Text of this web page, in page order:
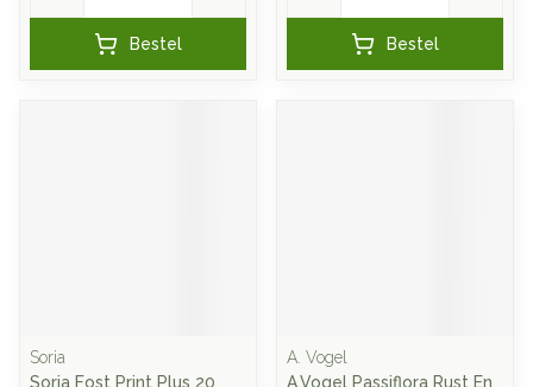
Bestel Bestel
Soria
Soria Fost Print Plus 20
A. Vogel
A.Vogel Passiflora Rust En